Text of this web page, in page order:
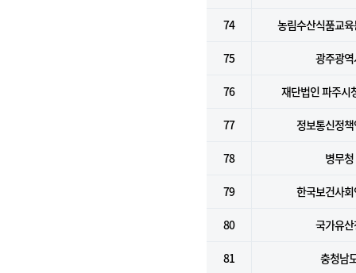
74 농림수산식품교
75 광주광
76 재단법인 파주시
77 정보통신정
78 병무청
79 한국보건사
80 국가유
81 충청남